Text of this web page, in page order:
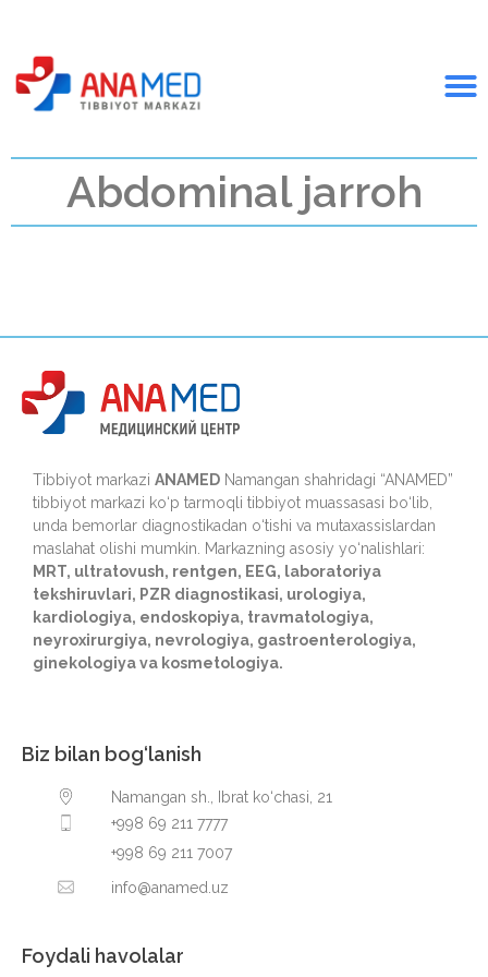
Abdominal jarroh
Tibbiyot markazi ANAMED Namangan shahridagi “ANAMED”
tibbiyot markazi ko‘p tarmoqli tibbiyot muassasasi bo‘lib,
unda bemorlar diagnostikadan o‘tishi va mutaxassislardan
maslahat olishi mumkin. Markazning asosiy yo‘nalishlari:
MRT, ultratovush, rentgen, EEG, laboratoriya
tekshiruvlari, PZR diagnostikasi, urologiya,
kardiologiya, endoskopiya, travmatologiya,
neyroxirurgiya, nevrologiya, gastroenterologiya,
ginekologiya va kosmetologiya.
Biz bilan bog‘lanish
Namangan sh., Ibrat ko‘chasi, 21
+998 69 211 7777
+998 69 211 7007
info@anamed.uz
Foydali havolalar